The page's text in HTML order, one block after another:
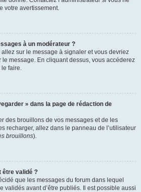
votre avertissement.
à un modérateur ?
allez sur le message à signaler et vous devriez
message. En cliquant dessus, vous accéderez
le faire.
» dans la page de rédaction de
des brouillons de vos messages et de les
recharger, allez dans le panneau de l’utilisateur
brouillons).
être validé ?
que les messages du forum dans lequel
validés avant d’être publiés. Il est possible aussi